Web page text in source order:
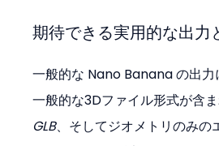
期待できる実用的な出力
一般的な Nano Banana の出力
一般的な3Dファイル形式が含ま
GLB、そしてジオメトリのみの